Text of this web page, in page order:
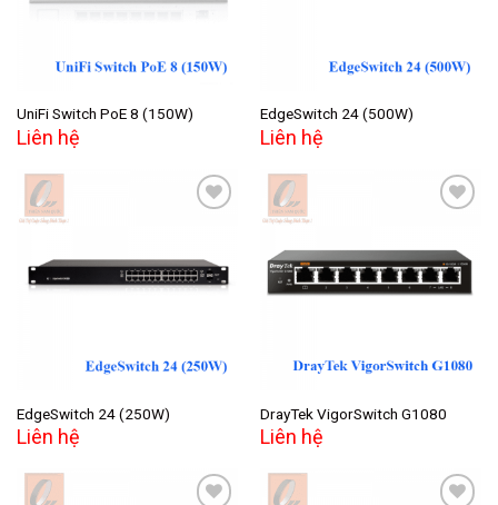
UniFi Switch PoE 8 (150W)
Liên hệ
EdgeSwitch 24 (500W)
Liên hệ
Add to
wishlist
EdgeSwitch 24 (250W)
Liên hệ
Add to
wishlist
DrayTek VigorSwitch G1080
Liên hệ